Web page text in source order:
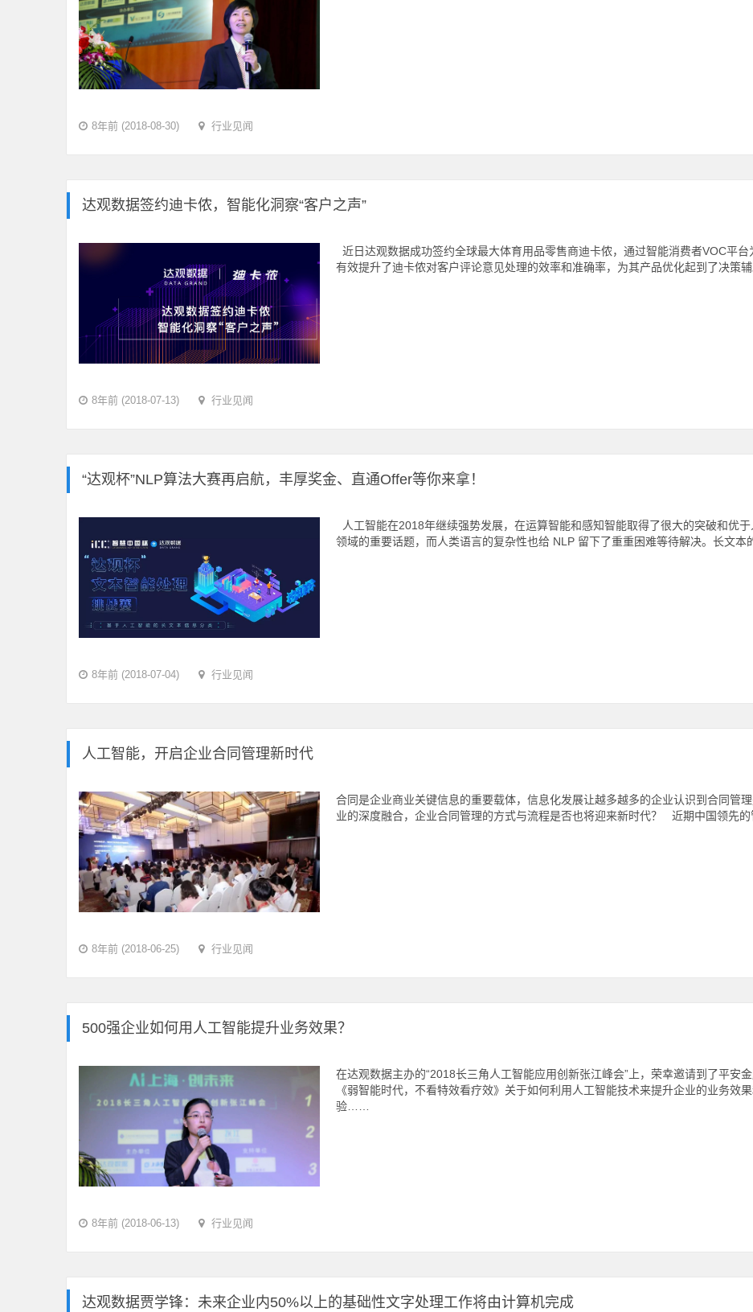
8年前 (2018-08-30) 行业见闻
达观数据签约迪卡侬，智能化洞察“客户之声”
近日达观数据成功签约全球最大体育用品零售商迪卡侬，通过智能消费者VOC平台
有效提升了迪卡侬对客户评论意见处理的效率和准确率，为其产品优化起到了
8年前 (2018-07-13) 行业见闻
“达观杯”NLP算法大赛再启航，丰厚奖金、直通Offer等你来拿！
人工智能在2018年继续强势发展，在运算智能和感知智能取得了很大的突破和优
领域的重要话题，而人类语言的复杂性也给 NLP 留下了重重困难等待解决。长文
8年前 (2018-07-04) 行业见闻
人工智能，开启企业合同管理新时代
合同是企业商业关键信息的重要载体，信息化发展让越多越多的企业认识到合同管
业的深度融合，企业合同管理的方式与流程是否也将迎来新时代？ 近期中国领先
8年前 (2018-06-25) 行业见闻
500强企业如何用人工智能提升业务效果？
在达观数据主办的“2018长三角人工智能应用创新张江峰会”上，荣幸邀请到了平安
《弱智能时代，不看特效看疗效》关于如何利用人工智能技术来提升企业的业务效
验……
8年前 (2018-06-13) 行业见闻
达观数据贾学锋：未来企业内50%以上的基础性文字处理工作将由计算机完成